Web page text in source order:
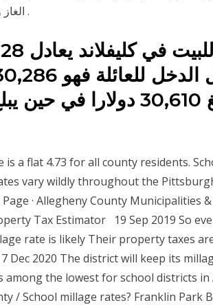
الغاز والمتكثفات خلال شهر يونيو الحالي .
الذكور يبلغ 30,610
a flat 4.73 for all county residents.
vary wildly throughout the
· Allegheny County Municipalities &
Tax Estimator 19 Sep 2019 So
rate is likely Their property taxes
Dec 2020 The district will keep its
among the lowest for school districts in
/ School millage rates? Franklin Park